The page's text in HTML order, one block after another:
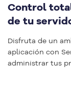
Control
de tu
Disfruta de un
aplicación con
administrar tus